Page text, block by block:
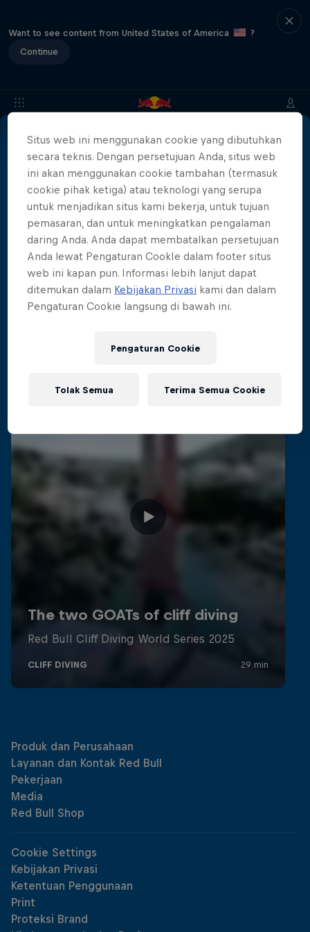
Want to see content from United States of America
?
Continue
Location & Schedule Paris Results
Films & shows
More than a Dive
Inside the world of competitive cliff diving
4 Seasons · 20 episodes
CLIFF DIVING
Related videos
Situs web ini menggunakan cookie yang dibutuhkan
secara teknis. Dengan persetujuan Anda, situs web
ini akan menggunakan cookie tambahan (termasuk
cookie pihak ketiga) atau teknologi yang serupa
untuk menjadikan situs kami bekerja, untuk tujuan
pemasaran, dan untuk meningkatkan pengalaman
daring Anda. Anda dapat membatalkan persetujuan
Anda lewat Pengaturan CookIe dalam footer situs
web ini kapan pun. Informasi lebih lanjut dapat
ditemukan dalam Kebijakan Privasi kami dan dalam
Pengaturan Cookie langsung di bawah ini.
Pengaturan Cookie
Tolak Semua Terima Semua Cookie